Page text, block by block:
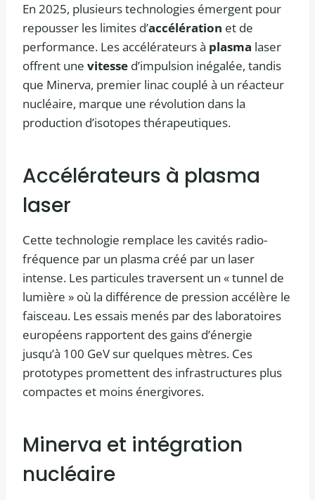
En 2025, plusieurs technologies émergent pour
repousser les limites d’accélération et de
performance. Les accélérateurs à plasma laser
offrent une vitesse d’impulsion inégalée, tandis
que Minerva, premier linac couplé à un réacteur
nucléaire, marque une révolution dans la
production d’isotopes thérapeutiques.
Accélérateurs à plasma
laser
Cette technologie remplace les cavités radio-
fréquence par un plasma créé par un laser
intense. Les particules traversent un « tunnel de
lumière » où la différence de pression accélère le
faisceau. Les essais menés par des laboratoires
européens rapportent des gains d’énergie
jusqu’à 100 GeV sur quelques mètres. Ces
prototypes promettent des infrastructures plus
compactes et moins énergivores.
Minerva et intégration
nucléaire